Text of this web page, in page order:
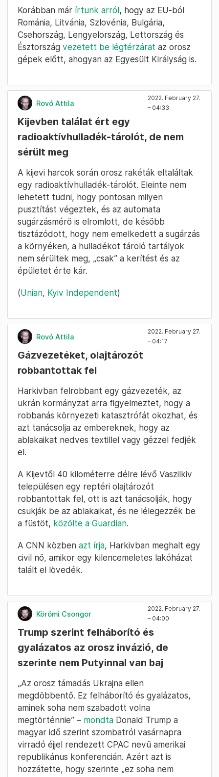
stúdiójának vezető munkatársa, hogy
belátható időn belül az összes uniós tagállam
le fogja zárni a légterét az orosz gépek előtt.
Igaz, Matthias Deiss hozzátette
, hogy ez
nemzeti hatáskörbe tartozik, de várhatóan
EU-szerte egységesen kitiltják majd az
Moszkva is lezárja légterét az Unióból érkező
repülők előtt.
Korábban márírtunk arról, hogy az EU-ból
Románia, Litvánia, Szlovénia, Bulgária,
Csehország, Lengyelország, Lettország és
gépek előtt, ahogyan az Egyesült Királyság is.
Rovó Attila
2022. February 27.
– 04:33
Kijevben találat ért egy
radioaktívhulladék-tárolót, de nem
sérült meg
A kijevi harcok során orosz rakéták eltaláltak
egy radioaktívhulladék-tárolót. Eleinte nem
pusztítást végeztek, és az automata
sugárzásmérő is elromlott, de később
tisztázódott, hogy nem emelkedett a sugárzás
a környéken, a hulladékot tároló tartályok
nem sérültek meg, „csak” a kerítést és az
épületet érte kár.
(Unian ,Kyiv Independent)
2022. February 27.
Gázvezetéket, olajtározót
robbantottak fel
Harkivban felrobbant egy gázvezeték, az
ukrán kormányzat arra figyelmeztet, hogy a
robbanás környezeti katasztrófát okozhat, és
azt tanácsolja az embereknek, hogy az
ablakaikat nedves textillel vagy gézzel fedjék
el.
településen egy reptéri olajtározót
robbantottak fel, ott is azt tanácsolják, hogy
csukják be az ablakaikat, és ne lélegezzék be
a füstöt,közölte a Guardian .
A CNN közben azt írja, Harkivban meghalt egy
talált el lövedék.
Körömi Csongor
2022. February 27.
– 04:00
Trump szerint felháborító és
gyalázatos az orosz invázió, de